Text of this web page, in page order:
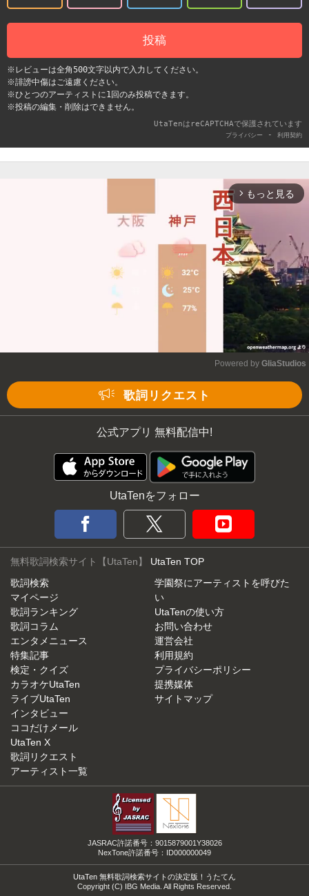
投稿
※レビューは全角500文字以内で入力してください。
※誹謗中傷はご遠慮ください。
※ひとつのアーティストに1回のみ投稿できます。
※投稿の編集・削除はできません。
UtaTenはreCAPTCHAで保護されています
プライバシー - 利用契約
arrow_forward_ios もっと見る
Powered by GliaStudios
歌詞リクエスト
公式アプリ 無料配信中!
UtaTenをフォロー
無料歌詞検索サイト【UtaTen】 UtaTen TOP
歌詞検索
マイページ
歌詞ランキング
歌詞コラム
エンタメニュース
特集記事
検定・クイズ
カラオケUtaTen
ライブUtaTen
インタビュー
ココだけメール
UtaTen X
歌詞リクエスト
アーティスト一覧
学園祭にアーティストを呼びた
い
UtaTenの使い方
お問い合わせ
運営会社
利用規約
プライバシーポリシー
提携媒体
サイトマップ
JASRAC許諾番号：9015879001Y38026
NexTone許諾番号：ID000000049
UtaTen 無料歌詞検索サイトの決定版！うたてん
Copyright (C) IBG Media. All Rights Reserved.